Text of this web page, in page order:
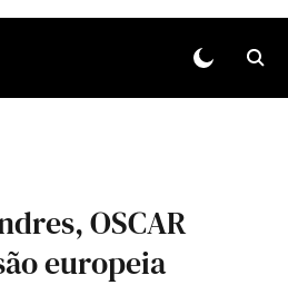
OSCAR
europeia